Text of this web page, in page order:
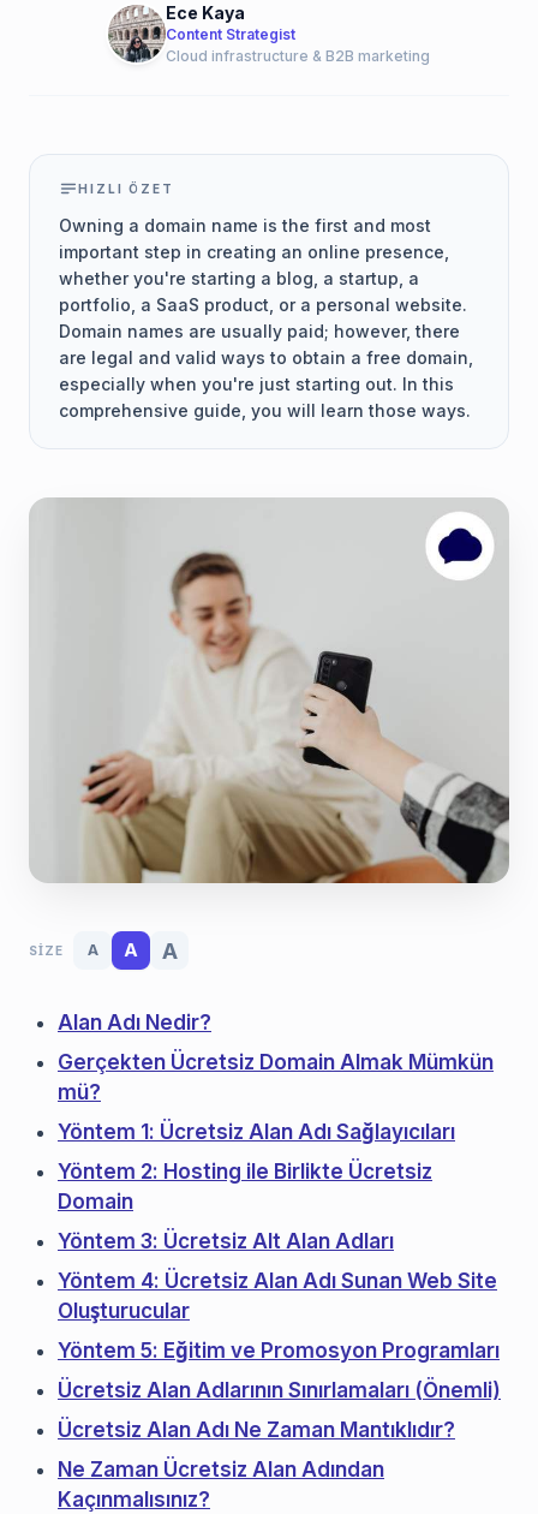
Ece Kaya
Content Strategist
Cloud infrastructure & B2B marketing
HIZLI ÖZET
Owning a domain name is the first and most
important step in creating an online presence,
whether you're starting a blog, a startup, a
portfolio, a SaaS product, or a personal website.
Domain names are usually paid; however, there
are legal and valid ways to obtain a free domain,
especially when you're just starting out. In this
comprehensive guide, you will learn those ways.
SIZE A A A
Alan Adı Nedir?
Gerçekten Ücretsiz Domain Almak Mümkün
mü?
Yöntem 1: Ücretsiz Alan Adı Sağlayıcıları
Yöntem 2: Hosting ile Birlikte Ücretsiz
Domain
Yöntem 3: Ücretsiz Alt Alan Adları
Yöntem 4: Ücretsiz Alan Adı Sunan Web Site
Oluşturucular
Yöntem 5: Eğitim ve Promosyon Programları
Ücretsiz Alan Adlarının Sınırlamaları (Önemli)
Ücretsiz Alan Adı Ne Zaman Mantıklıdır?
Ne Zaman Ücretsiz Alan Adından
Kaçınmalısınız?